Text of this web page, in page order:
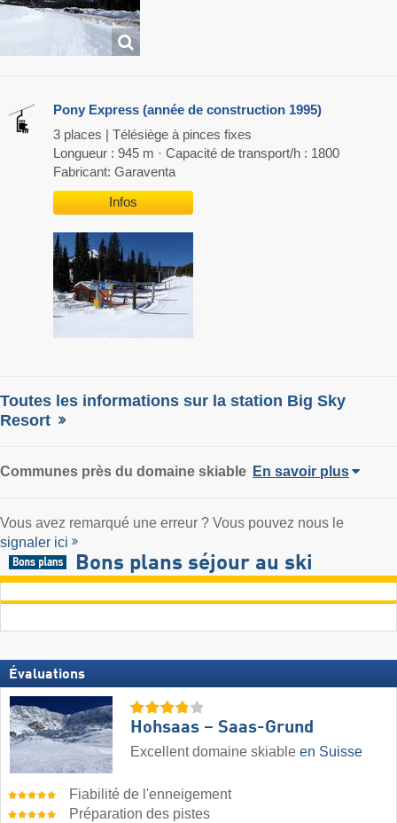
Pony Express (année de construction 1995)
3 places | Télésiège à pinces fixes
Longueur : 945 m · Capacité de transport/h : 1800
Fabricant: Garaventa
Infos
Toutes les informations sur la station Big Sky
Resort
Communes près du domaine skiable En savoir plus
Vous avez remarqué une erreur ? Vous pouvez nous le
signaler ici
Bons plans séjour au ski
Évaluations
Hohsaas – Saas-Grund
Excellent domaine skiable en Suisse
Fiabilité de l'enneigement
Préparation des pistes